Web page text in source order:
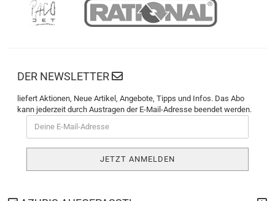
DER NEWSLETTER
liefert Aktionen, Neue Artikel, Angebote, Tipps und Infos. Das Abo
kann jederzeit durch Austragen der E-Mail-Adresse beendet werden.